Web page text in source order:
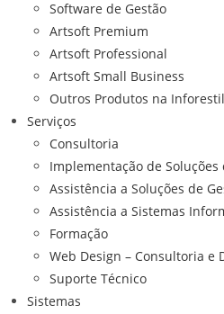
Software de Gestão
Artsoft Premium
Artsoft Professional
Artsoft Small Business
Outros Produtos na
Serviços
Consultoria
Implementação de Soluções
Assistência a Soluções de
Assistência a Sistemas
Formação
Web Design – Consultoria e
Suporte Técnico
Sistemas